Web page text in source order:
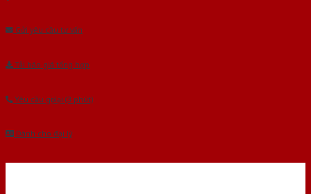
Gửi yêu cầu tư vấn
Tải báo giá tổng hợp
Yêu cầu gọi lại (3 phút)
Dành cho đại lý